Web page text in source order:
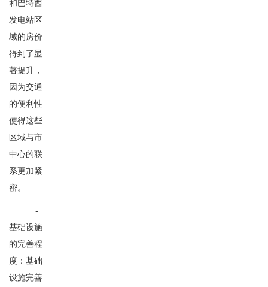
和巴特西
发电站区
域的房价
得到了显
著提升，
因为交通
的便利性
使得这些
区域与市
中心的联
系更加紧
密。
-
基础设施
的完善程
度：基础
设施完善